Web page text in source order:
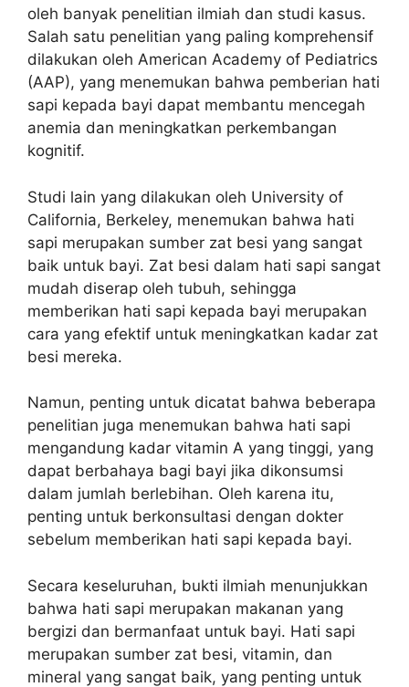
oleh banyak penelitian ilmiah dan studi kasus.
Salah satu penelitian yang paling komprehensif
dilakukan oleh American Academy of Pediatrics
(AAP), yang menemukan bahwa pemberian hati
sapi kepada bayi dapat membantu mencegah
anemia dan meningkatkan perkembangan
kognitif.
Studi lain yang dilakukan oleh University of
California, Berkeley, menemukan bahwa hati
sapi merupakan sumber zat besi yang sangat
baik untuk bayi. Zat besi dalam hati sapi sangat
mudah diserap oleh tubuh, sehingga
memberikan hati sapi kepada bayi merupakan
cara yang efektif untuk meningkatkan kadar zat
besi mereka.
Namun, penting untuk dicatat bahwa beberapa
penelitian juga menemukan bahwa hati sapi
mengandung kadar vitamin A yang tinggi, yang
dapat berbahaya bagi bayi jika dikonsumsi
dalam jumlah berlebihan. Oleh karena itu,
penting untuk berkonsultasi dengan dokter
sebelum memberikan hati sapi kepada bayi.
Secara keseluruhan, bukti ilmiah menunjukkan
bahwa hati sapi merupakan makanan yang
bergizi dan bermanfaat untuk bayi. Hati sapi
merupakan sumber zat besi, vitamin, dan
mineral yang sangat baik, yang penting untuk